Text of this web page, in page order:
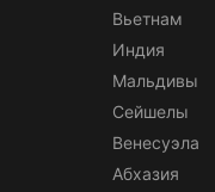
Вьетнам
Индия
Мальдивы
Сейшелы
Венесуэла
Абхазия